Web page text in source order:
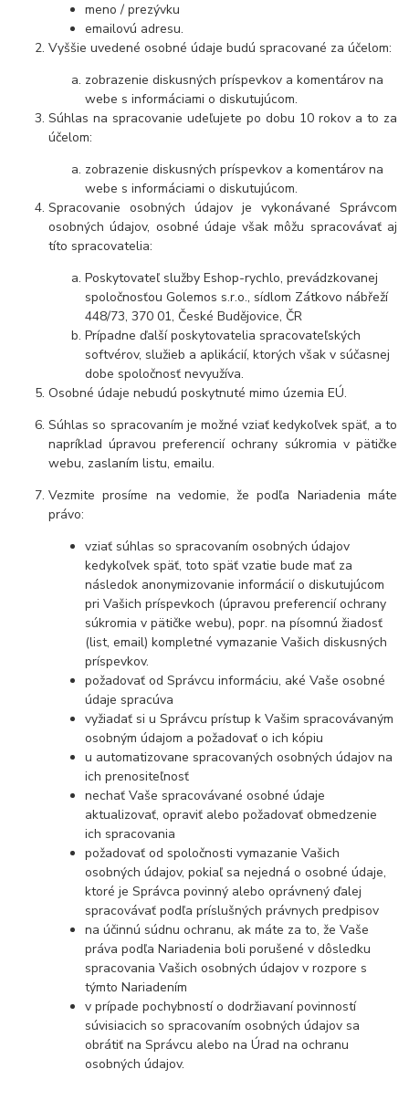
meno / prezývku
emailovú adresu.
Vyššie uvedené osobné údaje budú spracované za účelom:
zobrazenie diskusných príspevkov a komentárov na
webe s informáciami o diskutujúcom.
Súhlas na spracovanie udeľujete po dobu 10 rokov a to za
účelom:
zobrazenie diskusných príspevkov a komentárov na
webe s informáciami o diskutujúcom.
Spracovanie osobných údajov je vykonávané Správcom
osobných údajov, osobné údaje však môžu spracovávať aj
títo spracovatelia:
Poskytovateľ služby Eshop-rychlo, prevádzkovanej
spoločnosťou Golemos s.r.o., sídlom Zátkovo nábřeží
448/73, 370 01, České Budějovice, ČR
Prípadne ďalší poskytovatelia spracovateľských
softvérov, služieb a aplikácií, ktorých však v súčasnej
dobe spoločnosť nevyužíva.
Osobné údaje nebudú poskytnuté mimo územia EÚ.
Súhlas so spracovaním je možné vziať kedykoľvek späť, a to
napríklad úpravou preferencií ochrany súkromia v pätičke
webu, zaslaním listu, emailu.
Vezmite prosíme na vedomie, že podľa Nariadenia máte
právo:
vziať súhlas so spracovaním osobných údajov
kedykoľvek späť, toto späť vzatie bude mať za
následok anonymizovanie informácií o diskutujúcom
pri Vašich príspevkoch (úpravou preferencií ochrany
súkromia v pätičke webu), popr. na písomnú žiadosť
(list, email) kompletné vymazanie Vašich diskusných
príspevkov.
požadovať od Správcu informáciu, aké Vaše osobné
údaje spracúva
vyžiadať si u Správcu prístup k Vašim spracovávaným
osobným údajom a požadovať o ich kópiu
u automatizovane spracovaných osobných údajov na
ich prenositeľnosť
nechať Vaše spracovávané osobné údaje
aktualizovať, opraviť alebo požadovať obmedzenie
ich spracovania
požadovať od spoločnosti vymazanie Vašich
osobných údajov, pokiaľ sa nejedná o osobné údaje,
ktoré je Správca povinný alebo oprávnený ďalej
spracovávať podľa príslušných právnych predpisov
na účinnú súdnu ochranu, ak máte za to, že Vaše
práva podľa Nariadenia boli porušené v dôsledku
spracovania Vašich osobných údajov v rozpore s
týmto Nariadením
v prípade pochybností o dodržiavaní povinností
súvisiacich so spracovaním osobných údajov sa
obrátiť na Správcu alebo na Úrad na ochranu
osobných údajov.